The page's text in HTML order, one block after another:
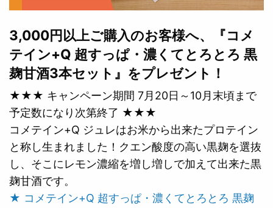
3,000円以上ご購入のお客様へ、『コメ
テイン+Q 超すっぱ・濃くてとろとろ 黒
麹甘酒3本セット』をプレゼント！
★★★ キャンペーン期間 7月20日～10月末頃まで
予定数になり次第終了 ★★★
コメテイン+Q ジュレはお米から出来たプロテイン
と称し生まれました！クエン酸度の高い黒麹を選抜
し、そこにレモン濃縮を増し増しで加えて出来た黒
麹甘酒です。
★ コメテイン+Q 超すっぱ・濃くてとろとろ 黒麹